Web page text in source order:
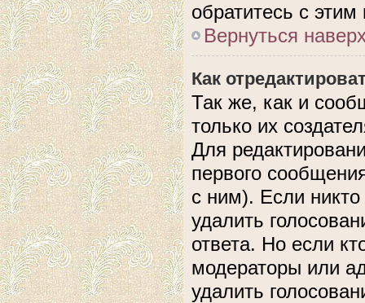
обратитесь с
Вернуться
Как
Так же, как и
только их
Для
первого
с ним). Если
удалить
ответа. Но если
модераторы или
удалить